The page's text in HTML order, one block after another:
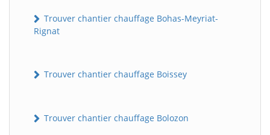
Trouver chantier chauffage Bohas-Meyriat-
Rignat
Trouver chantier chauffage Boissey
Trouver chantier chauffage Bolozon